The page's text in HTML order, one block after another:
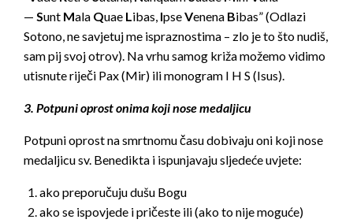
— Sunt Mala Quae Libas, IpseVenena Bibas” (Odlazi
Sotono, ne savjetuj me ispraznostima – zlo je to što nudiš,
sam pij svoj otrov). Na vrhu samog križa možemo vidimo
utisnute riječi Pax (Mir) ili monogram I H S (Isus).
3. Potpuni oprost onima koji nose medaljicu
Potpuni oprost na smrtnomu času dobivaju oni koji nose
medaljicu sv. Benedikta i ispunjavaju sljedeće uvjete:
ako preporučuju dušu Bogu
ako se ispovjede i pričeste ili (ako to nije moguće)